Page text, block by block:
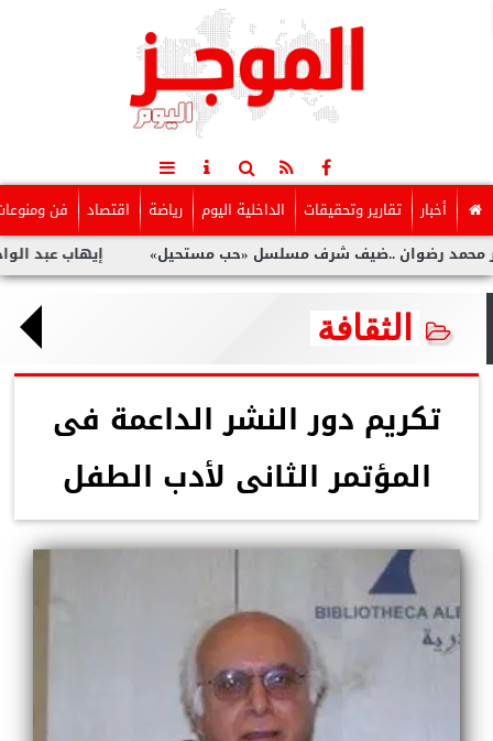
أخبار تقارير وتحقيقات الداخلية اليوم رياضة اقتصاد فن
إيهاب عبد الواحد ..يكشف ..ضيف شرف مسلسل «حب مستحيل»
الثقافة
تكريم دور النشر الداعمة فى
المؤتمر الثانى لأدب الطفل